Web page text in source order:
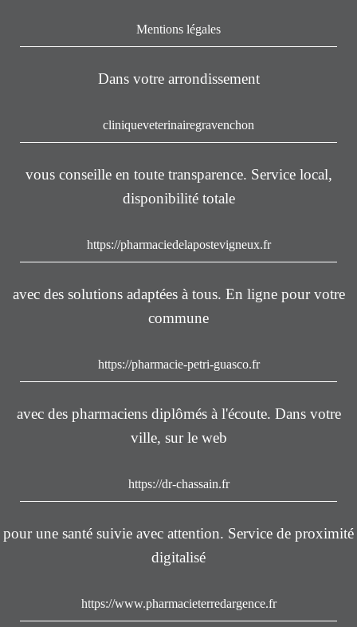
Mentions légales
Dans votre arrondissement
cliniqueveterinairegravenchon
vous conseille en toute transparence. Service local,
disponibilité totale
https://pharmaciedelapostevigneux.fr
avec des solutions adaptées à tous. En ligne pour votre
commune
https://pharmacie-petri-guasco.fr
avec des pharmaciens diplômés à l'écoute. Dans votre
ville, sur le web
https://dr-chassain.fr
pour une santé suivie avec attention. Service de proximité
digitalisé
https://www.pharmacieterredargence.fr